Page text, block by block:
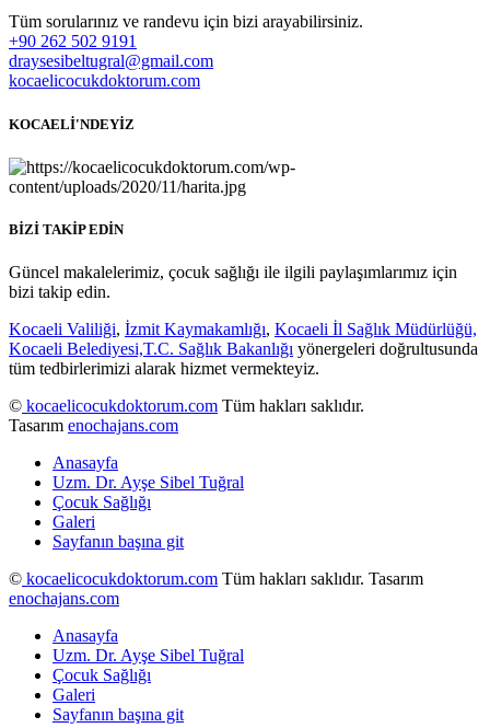
Tüm sorularınız ve randevu için bizi arayabilirsiniz.
+90 262 502 9191
draysesibeltugral@gmail.com
kocaelicocukdoktorum.com
KOCAELİ'NDEYİZ
BİZİ TAKİP EDİN
Güncel makalelerimiz, çocuk sağlığı ile ilgili paylaşımlarımız için
bizi takip edin.
Kocaeli Valiliği, İzmit Kaymakamlığı, Kocaeli İl Sağlık Müdürlüğü,
Kocaeli Belediyesi,T.C. Sağlık Bakanlığı yönergeleri doğrultusunda
tüm tedbirlerimizi alarak hizmet vermekteyiz.
© kocaelicocukdoktorum.com Tüm hakları saklıdır.
Tasarım enochajans.com
Anasayfa
Uzm. Dr. Ayşe Sibel Tuğral
Çocuk Sağlığı
Galeri
Sayfanın başına git
© kocaelicocukdoktorum.com Tüm hakları saklıdır. Tasarım
enochajans.com
Anasayfa
Uzm. Dr. Ayşe Sibel Tuğral
Çocuk Sağlığı
Galeri
Sayfanın başına git